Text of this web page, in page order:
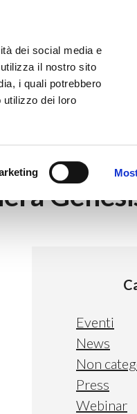
dei social media e
il nostro sito
i quali potrebbero
utilizzo dei loro
Eventi
News
Non
Press
Webinar